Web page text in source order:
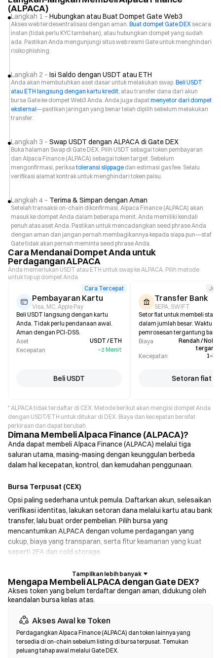
(ALPACA)
Langkah 1 – Hubungkan atau Buat Dompet Gate Web3
Akses web terdesentralisasi dengan aman. Buat dompet Gate DEX secara
instan (tidak perlu KYC tambahan), atau hubungkan dompet yang sudah
ada. Pastikan Anda mengunjungi situs web resmi Gate untuk menghindari
risiko phishing.
Langkah 2 – Isi Saldo dengan USDT atau ETH
Anda akan membutuhkan aset dasar untuk melakukan swap. Beli USDT
atau ETH langsung dengan kartu kredit, atau transfer dana dari akun
bursa Gate ke dompet Web3 Anda. Anda juga dapatmenyetor dari dompet
eksternal—pastikan jaringan yang benar telah dipilih sebelum melakukan
transfer.
Langkah 3 – Swap USDT dengan ALPACA di Gate DEX
Buka halaman Swap di Gate DEX. Pilih USDT sebagai token pembayaran
dan Alpaca Finance (ALPACA) sebagai token target. Sebelum
mengonfirmasi, periksa toleransi slippage dan estimasi gas fee. Selalu
verifikasi alamat kontrak untuk menghindari token palsu.
Langkah 4 – Terima & Simpan dengan Aman
Setelah transaksi on-chain dikonfirmasi, Alpaca Finance (ALPACA) akan
masuk ke dompet Anda dalam beberapa menit. Anda memiliki kendali
penuh atas aset Anda. Pastikan untuk mencadangkan seed phrase Anda
dengan aman dan jangan pernah membagikannya kepada siapa pun—staf
Gate tidak akan pernah meminta seed phrase Anda.
Cara Mendanai Dompet Anda untuk
Perdagangan ALPACA
Anda memerlukan USDT atau ETH untuk swap ke ALPACA. Pilih metode
untuk top up dompet Anda.
Cara Tercepat
Pembayaran Kartu
Visa, MC, Apple Pay
Beli USDT langsung dengan kartu
Anda. Tidak perlu pendanaan awal.
Aman dengan PCI-DSS.
Aset
USDT / ETH
Kecepatan
~2 Menit
Beli USDT
Transfer Bank
SEPA, SWIFT
Setor fiat untuk membeli
dalam jumlah besar. Waktu
pemrosesan tergantung bank.
Biaya
Rendah / Nol
Kecepatan
1–3
Setoran fiat
* ALPACA tidak terdaftar di CEX. Metode berikut akan mengisi dompet Anda
dengan USDT/ETH untuk ditukar di DEX. Biaya dan kecepatan bersifat
perkiraan dan dapat berubah.
Dimana Membeli Alpaca Finance (ALPACA)?
Anda dapat membeli Alpaca Finance (ALPACA) melalui tiga
saluran utama, masing-masing dengan keunggulan berbeda
dalam hal kecepatan, kontrol, dan kemudahan penggunaan.
Bursa Terpusat (CEX)
Opsi paling sederhana untuk pemula. Daftarkan akun, selesaikan
verifikasi identitas, lakukan setoran dana melalui kartu atau bank
transfer, lalu buat order pembelian. Pilih bursa yang
mencantumkan ALPACA dengan volume perdagangan yang
cukup, biaya yang transparan, serta fitur keamanan yang kuat
seperti 2FA dan cold storage.
Dompet Kripto
Untuk pengguna yang memprioritaskan self-custody. Dompet
non-kustodian memungkinkan Anda menyimpan kunci pribadi
dompet. Beberapa dompet juga mendukung fiat on-ramp,
sehingga Anda dapat membeli ALPACA menggunakan kartu
kredit tanpa harus melalui bursa terlebih dahulu. Selalu
cadangkan seed phrase Anda dengan aman dan verifikasi alamat
Mengapa Membeli ALPACA dengan Gate DEX?
Akses token yang belum terdaftar dengan aman, didukung oleh
keandalan bursa kelas atas.
Akses Awal ke Token
Perdagangkan Alpaca Finance (ALPACA) dan token lainnya yang
tersedia di on-chain sebelum listing di bursa terpusat. Temukan
peluang tahap awal melalui Gate DEX.